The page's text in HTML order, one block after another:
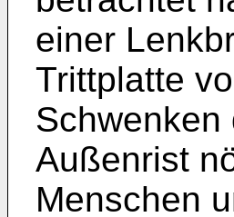
einer
Trittplatte
Außenrist
Menschen